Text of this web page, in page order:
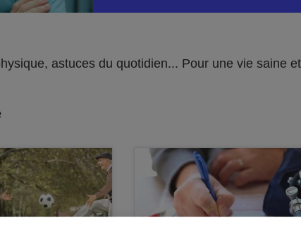
astuces du quotidien... Pour une vie saine